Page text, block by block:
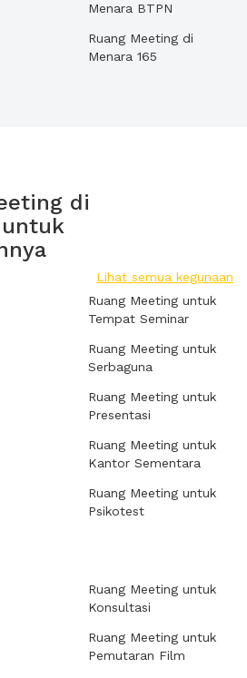
Menara BTPN
Ruang Meeting di
Menara 165
di
Lihat semua kegunaan
Ruang Meeting untuk
Tempat Seminar
Ruang Meeting untuk
Serbaguna
Ruang Meeting untuk
Presentasi
Ruang Meeting untuk
Kantor Sementara
Ruang Meeting untuk
Psikotest
Ruang Meeting untuk
Konsultasi
Ruang Meeting untuk
Pemutaran Film